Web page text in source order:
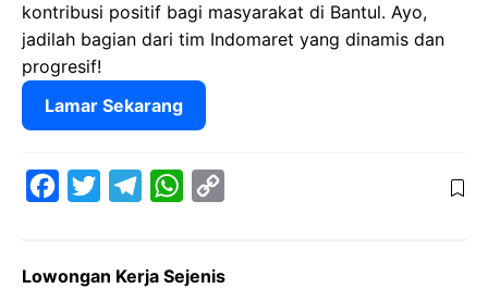
kontribusi positif bagi masyarakat di Bantul. Ayo,
jadilah bagian dari tim Indomaret yang dinamis dan
progresif!
Lamar Sekarang
e
t
e
W
t
y
Lowongan Kerja Sejenis